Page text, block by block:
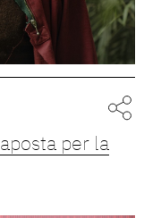
per la